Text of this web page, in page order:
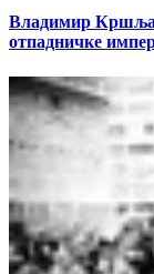
Владимир
отпадничке